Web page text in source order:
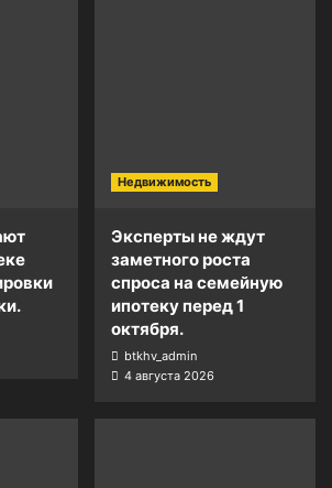
Недвижимость
Эксперты не ждут
заметного роста
спроса на семейную
ипотеку перед 1
октября.
btkhv_admin
4 августа 2026